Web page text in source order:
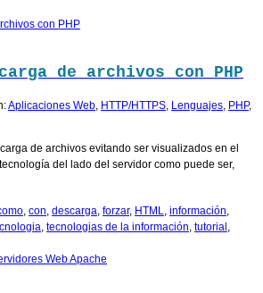
de archivos con PHP
Aplicaciones Web, HTTP/HTTPS, Lenguajes, PHP,
de archivos evitando ser visualizados en el
del lado del servidor como puede ser,
, con, descarga, forzar, HTML, información,
, tecnologias de la información, tutorial ,